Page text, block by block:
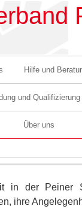
Hilfe und
und Qualifizierung
Über uns
in der Peiner
ihre